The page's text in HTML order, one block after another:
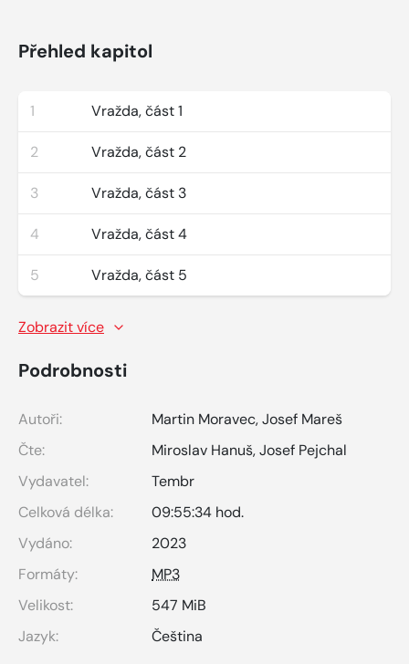
Přehled kapitol
1 Vražda, část 1
2 Vražda, část 2
3 Vražda, část 3
4 Vražda, část 4
5 Vražda, část 5
Zobrazit více
Podrobnosti
Autoři: Martin Moravec,Josef Mareš
Čte:
Miroslav Hanuš,Josef Pejchal
Vydavatel:
Tembr
Celková délka:
09:55:34 hod.
Vydáno:
2023
Formáty:
MP3
Velikost:
547 MiB
Jazyk:
Čeština